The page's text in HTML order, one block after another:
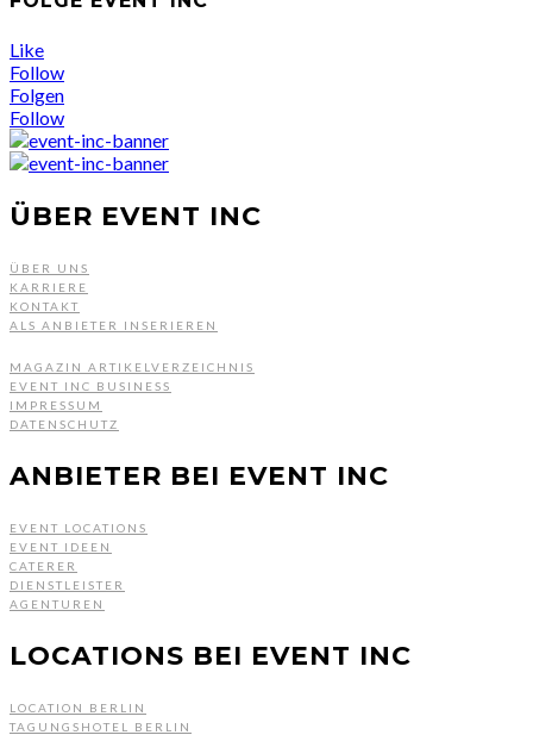
Like
Follow
Folgen
Follow
ÜBER EVENT INC
ÜBER UNS
KARRIERE
KONTAKT
ALS ANBIETER INSERIEREN
MAGAZIN ARTIKELVERZEICHNIS
EVENT INC BUSINESS
IMPRESSUM
DATENSCHUTZ
ANBIETER BEI EVENT INC
EVENT LOCATIONS
EVENT IDEEN
CATERER
DIENSTLEISTER
AGENTUREN
LOCATIONS BEI EVENT INC
LOCATION BERLIN
TAGUNGSHOTEL BERLIN